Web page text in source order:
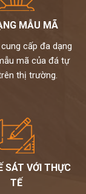
màu trắng, ghi,
vàng, nâu
cây, cam (tương
xám.
đỏ, tím, hồng,
công đá tự nhiên
bộ sưu tập
mẫu mã độc đáo
khẩu trực tiếp từ
MẪU MÃ
cấp đa dạng
mã của đá tự
thị trường.
SÁT VỚI THỰC
TẾ